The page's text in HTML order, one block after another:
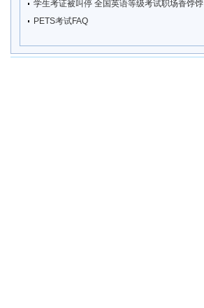
学生考证被叫停 全国英语等级考试职场香饽饽
PETS考试FAQ